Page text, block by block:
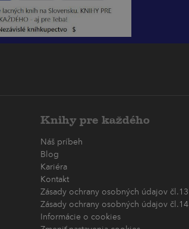
Knihy pre každého
Náš príbeh
Blog
Kariéra
Kontakt
Zásady ochrany osobných údajov čl.13
Zásady ochrany osobných údajov čl.14
Informácie o cookies